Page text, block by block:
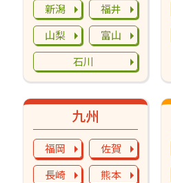
九州
福岡
佐賀
長崎
熊本
新潟
福井
山梨
富山
石川